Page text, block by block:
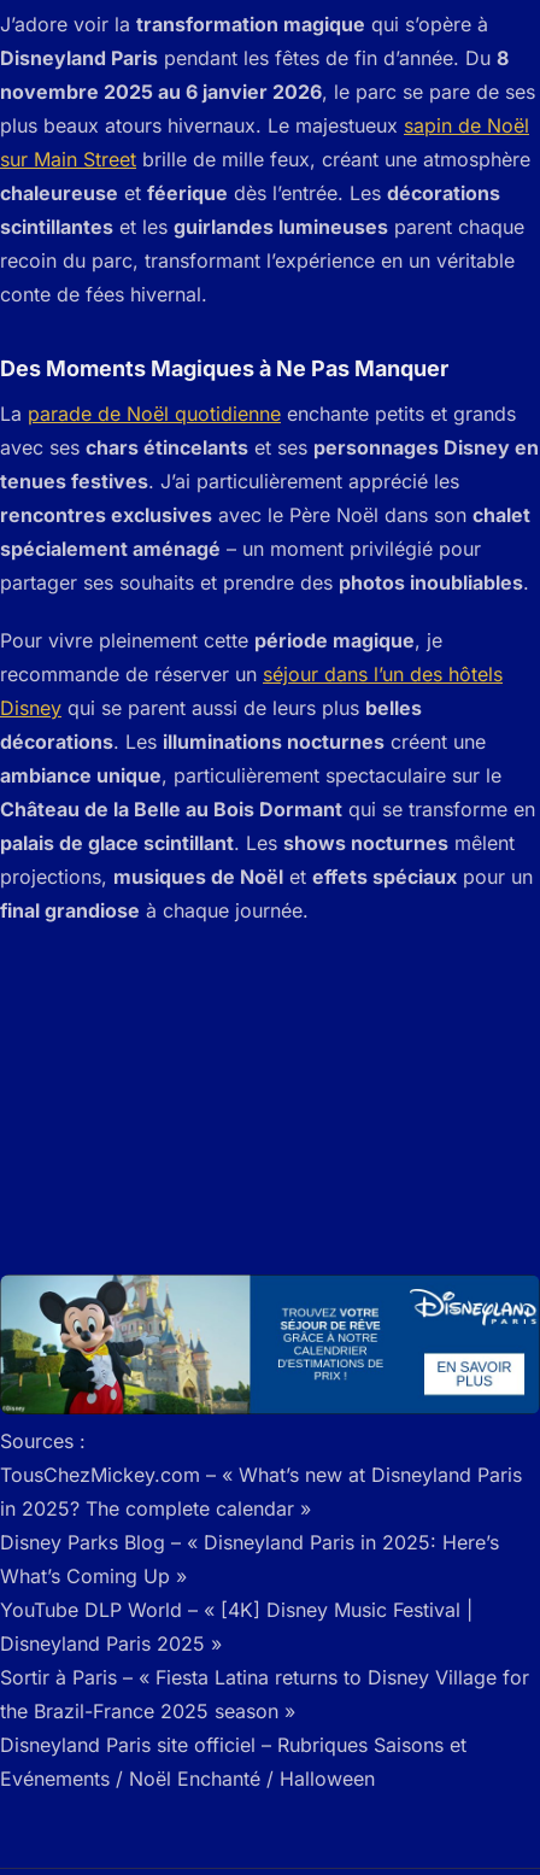
J’adore voir la transformation magique qui s’opère à
Disneyland Paris pendant les fêtes de fin d’année. Du 8
novembre 2025 au 6 janvier 2026, le parc se pare de ses
plus beaux atours hivernaux. Le majestueux sapin de Noël
sur Main Street brille de mille feux, créant une atmosphère
chaleureuse et féerique dès l’entrée. Les décorations
scintillantes et les guirlandes lumineuses parent chaque
recoin du parc, transformant l’expérience en un véritable
conte de fées hivernal.
Des Moments Magiques à Ne Pas Manquer
La parade de Noël quotidienne enchante petits et grands
avec ses chars étincelants et ses personnages Disney en
tenues festives. J’ai particulièrement apprécié les
rencontres exclusives avec le Père Noël dans son chalet
spécialement aménagé – un moment privilégié pour
partager ses souhaits et prendre des photos inoubliables.
Pour vivre pleinement cette période magique, je
recommande de réserver un séjour dans l’un des hôtels
Disney qui se parent aussi de leurs plus belles
décorations. Les illuminations nocturnes créent une
ambiance unique, particulièrement spectaculaire sur le
Château de la Belle au Bois Dormant qui se transforme en
palais de glace scintillant. Les shows nocturnes mêlent
projections, musiques de Noël et effets spéciaux pour un
final grandiose à chaque journée.
Sources :
TousChezMickey.com – « What’s new at Disneyland Paris
in 2025? The complete calendar »
Disney Parks Blog – « Disneyland Paris in 2025: Here’s
What’s Coming Up »
YouTube DLP World – « [4K] Disney Music Festival |
Disneyland Paris 2025 »
Sortir à Paris – « Fiesta Latina returns to Disney Village for
the Brazil-France 2025 season »
Disneyland Paris site officiel – Rubriques Saisons et
Evénements / Noël Enchanté / Halloween